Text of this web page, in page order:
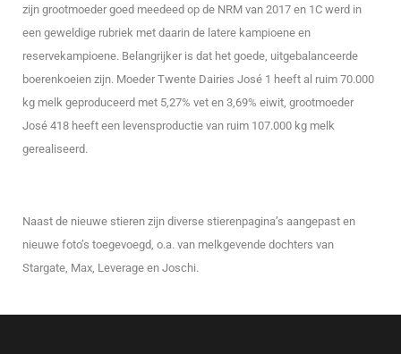
zijn grootmoeder goed meedeed op de NRM van 2017 en 1C werd in
een geweldige rubriek met daarin de latere kampioene en
reservekampioene. Belangrijker is dat het goede, uitgebalanceerde
boerenkoeien zijn. Moeder Twente Dairies José 1 heeft al ruim 70.000
kg melk geproduceerd met 5,27% vet en 3,69% eiwit, grootmoeder
José 418 heeft een levensproductie van ruim 107.000 kg melk
gerealiseerd.
Naast de nieuwe stieren zijn diverse stierenpagina’s aangepast en
nieuwe foto’s toegevoegd, o.a. van melkgevende dochters van
Stargate, Max, Leverage en Joschi.